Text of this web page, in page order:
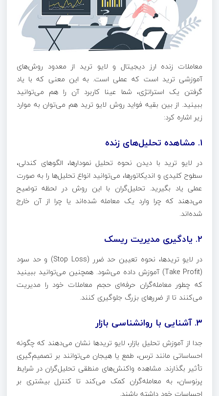
معاملات زنده ارز دیجیتال و لایو ترید از معدود روش‌های
آموزشی ترید است که عملی است. به این معنی که با یاد
گرفتن یک استراتژی، شما عینا کاربرد آن را هم می‌توانید
ببینید. از بین بقیه فواید روش لایو ترید هم می‌توان به موارد
زیر اشاره کرد:
۱. مشاهده تحلیل‌های زنده
در لایو ترید با دیدن نحوه تحلیل نمودارها، الگوهای کندلی،
سطوح کلیدی و اندیکاتورها، می‌توانید انواع تحلیل‌ها را به‌ صورت
عملی یاد بگیرید. تحلیل‌گران با این روش در لحظه توضیح
می‌دهند که چرا وارد یک معامله شده‌اند یا چرا از آن خارج
شده‌اند.
۲. یادگیری مدیریت ریسک
در لایو تریدها، نحوه تعیین حد ضرر (Stop Loss) و حد سود
(Take Profit) آموزش داده می‌شود. همچنین می‌توانید ببینید
که چطور معامله‌گران حرفه‌ای حجم معاملات خود را مدیریت
می‌کنند تا از ضررهای بزرگ جلوگیری کنند.
۳. آشنایی با روانشناسی بازار
جدا از آموزش تحلیل بازار، لایو تریدها نشان می‌دهند که چگونه
احساساتی مانند ترس، طمع یا هیجان می‌توانند بر تصمیم‌گیری
تأثیر بگذارند. مشاهده واکنش‌های منطقی تحلیل‌گران در شرایط
پرنوسان، به معامله‌گران کمک می‌کند تا کنترل بیشتری بر